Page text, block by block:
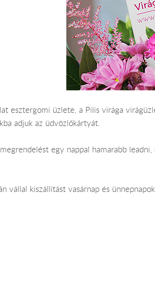
esztergomi üzlete, a Pilis virága
adjuk az üdvözlőkártyát.
egy nappal hamarabb
vállal kiszállítást vasárnap és